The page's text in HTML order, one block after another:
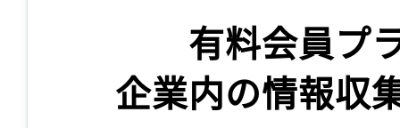
有料会員プ
企業内の情報収